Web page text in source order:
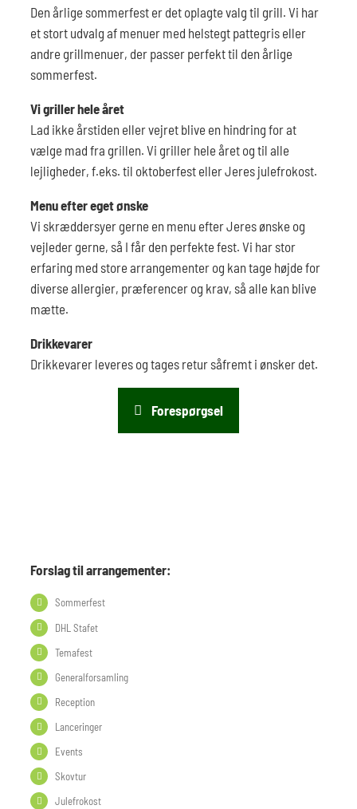
Den årlige sommerfest er det oplagte valg til grill. Vi har
et stort udvalg af menuer med helstegt pattegris eller
andre grillmenuer, der passer perfekt til den årlige
sommerfest.
Vi griller hele året
Lad ikke årstiden eller vejret blive en hindring for at
vælge mad fra grillen. Vi griller hele året og til alle
lejligheder, f.eks. til oktoberfest eller Jeres julefrokost.
Menu efter eget ønske
Vi skræddersyer gerne en menu efter Jeres ønske og
vejleder gerne, så I får den perfekte fest. Vi har stor
erfaring med store arrangementer og kan tage højde for
diverse allergier, præferencer og krav, så alle kan blive
mætte.
Drikkevarer
Drikkevarer leveres og tages retur såfremt i ønsker det.
Forespørgsel
Forslag til arrangementer:
Sommerfest
DHL Stafet
Temafest
Generalforsamling
Reception
Lanceringer
Events
Skovtur
Julefrokost